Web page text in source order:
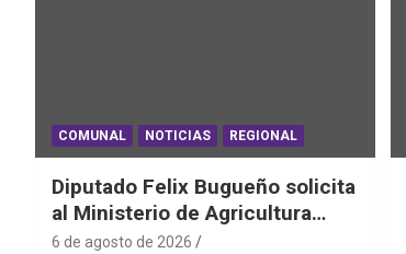
COMUNAL NOTICIAS REGIONAL
Diputado Felix Bugueño solicita
al Ministerio de Agricultura
informe por daños de las lluvias
6 de agosto de 2026